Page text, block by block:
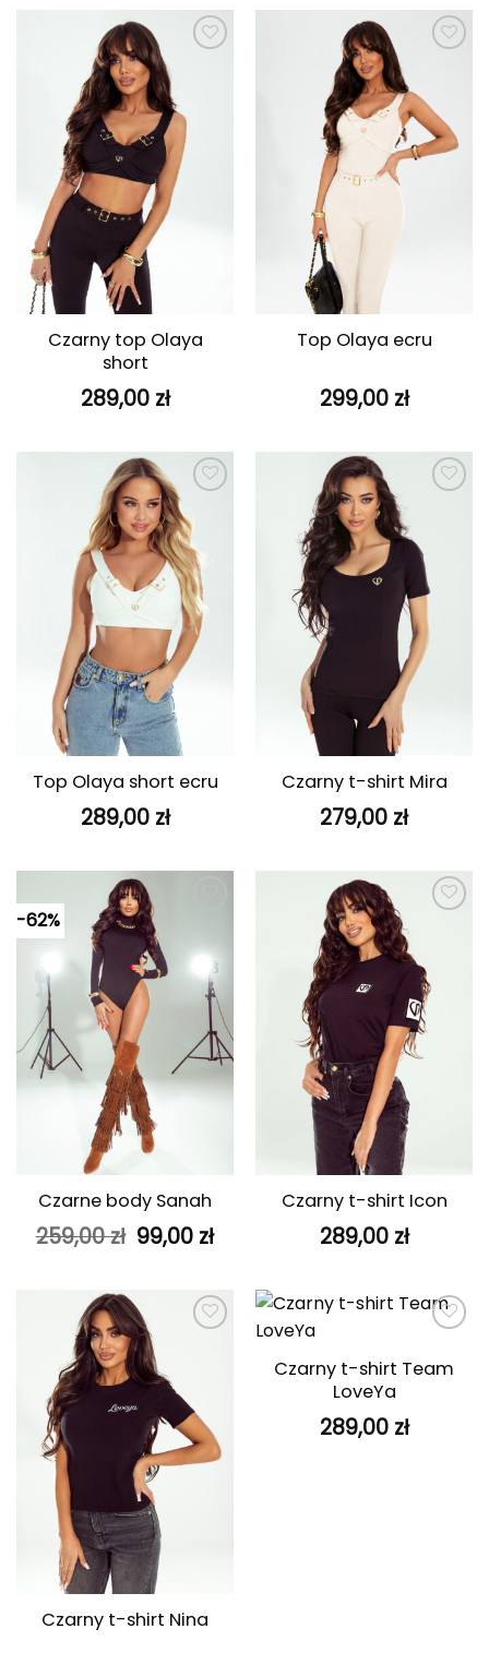
Dodaj do
ulubionych
Czarny top Olaya
short
289,00 zł
Dodaj do
ulubionych
Top Olaya ecru
299,00 zł
Dodaj do
ulubionych
Top Olaya short ecru
289,00 zł
Dodaj do
ulubionych
Czarny t-shirt Mira
279,00 zł
-62%
ulubionych
Czarne body Sanah
259,00zł Pierwotna
cena
259,00 zł.
99,00 złAktualna
99,00 zł.
Dodaj do
ulubionych
Czarny t-shirt Icon
289,00 zł
ulubionych
Czarny t-shirt Nina
ulubionych
Czarny t-shirt Team
LoveYa
289,00 zł